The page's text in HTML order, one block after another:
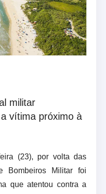
militar
vítima próximo à
(23), por volta das
Bombeiros Militar foi
que atentou contra a